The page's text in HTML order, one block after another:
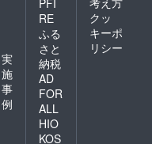
実
施
事
例
RE
ふる
さと
納税
AD
FOR
ALL
HIO
KOS
クッ
キーポ
リシー